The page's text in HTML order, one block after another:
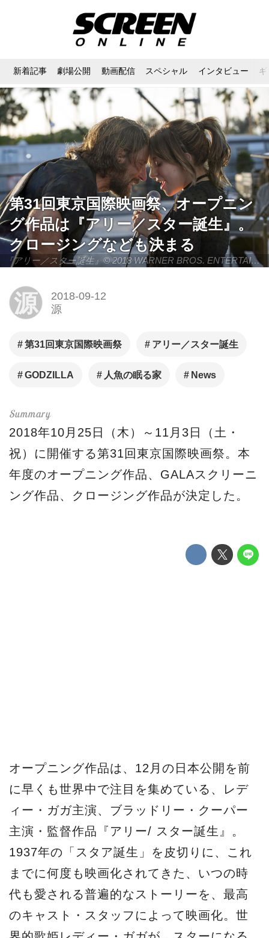
新着記事 劇場公開 動画配信 スペシャル インタビュー
『アリー／スター誕生』© 2018 WARNER BROS. ENTERTAINMENT INC. AND RATPAC-DUNE ENTERTAINMENT LLC
第31回東京国際映画祭、オープニン
グ作品は『アリー／スター誕生』。
クロージングなども決まる
源
2018-09-12
源
第31回東京国際映画祭 アリー／スター誕生
GODZILLA 人魚の眠る家 News
2018年10月25日（木）～11月3日（土・
祝）に開催する第31回東京国際映画祭。本
年度のオープニング作品、GALAスクリーニ
ング作品、クロージング作品が決定した。
界的歌姫レディー・ガガが、スターになる
ことを夢見る主人公・アリー役を熱演。ガ
ガは本作が映画初主演となる。そして、俳
優のブラッドリー・クーパーが本作で監督
デビューを果たし、アリーの才能を見出す
ロックスターのジャクソン役でガガととも
に主演を務める。アリーとジャクソン、2人
の歌が見るものすべての心を震わす圧巻の
感動エンターテインメントが映画祭の開幕